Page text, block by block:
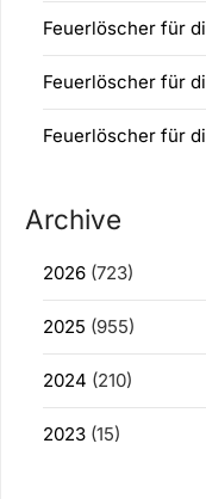
Feuerlöscher für
Feuerlöscher für
Feuerlöscher für
Archive
2026 (723)
2025 (955)
2024 (210)
2023 (15)